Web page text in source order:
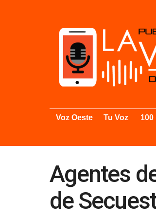
Voz Oeste Tu Voz 100
Agentes
de